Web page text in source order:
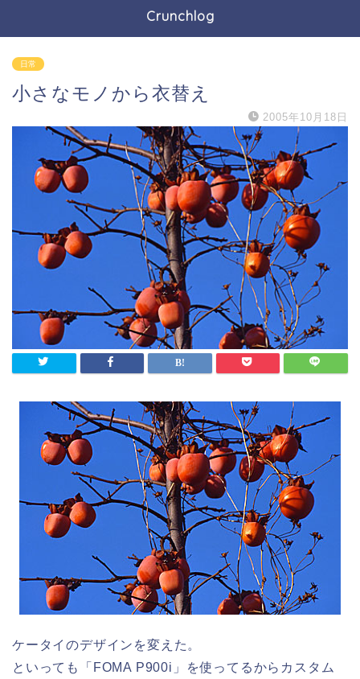
Crunchlog
日常
小さなモノから衣替え
2005年10月18日
ケータイのデザインを変えた。
といっても「FOMA P900i」を使ってるからカスタム